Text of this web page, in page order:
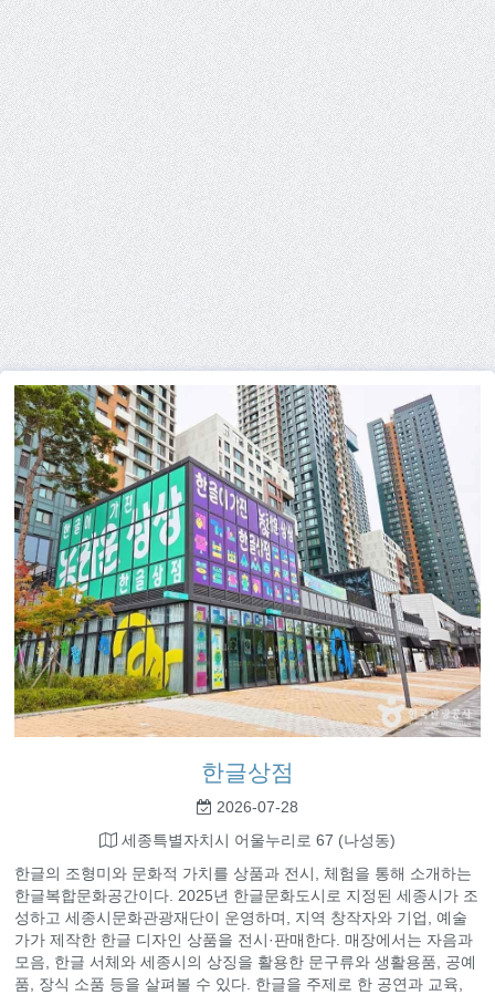
한글상점
2026-07-28
세종특별자치시 어울누리로 67 (나성동)
한글의 조형미와 문화적 가치를 상품과 전시, 체험을 통해 소개하는
한글복합문화공간이다. 2025년 한글문화도시로 지정된 세종시가 조
성하고 세종시문화관광재단이 운영하며, 지역 창작자와 기업, 예술
가가 제작한 한글 디자인 상품을 전시·판매한다. 매장에서는 자음과
모음, 한글 서체와 세종시의 상징을 활용한 문구류와 생활용품, 공예
품, 장식 소품 등을 살펴볼 수 있다. 한글을 주제로 한 공연과 교육,